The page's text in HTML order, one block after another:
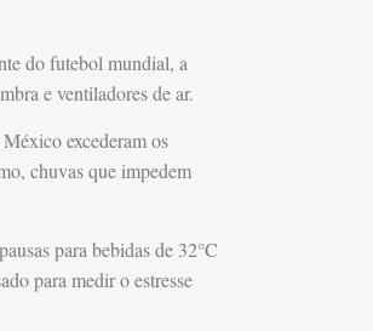
do futebol mundial, a
e ventiladores de ar.
excederam os
chuvas que impedem
para bebidas de 32°C
para medir o estresse